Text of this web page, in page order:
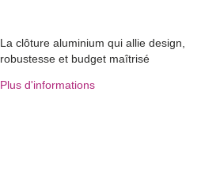
La clôture aluminium qui allie design,
robustesse et budget maîtrisé
Plus d'informations